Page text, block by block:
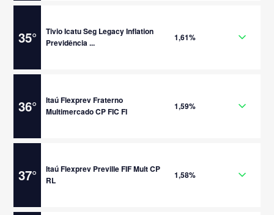
35°
Tivio Icatu Seg Legacy Inflation
Previdência ...
1,61%
36°
Itaú Flexprev Fraterno
Multimercado CP FIC FI
1,59%
37°
Itaú Flexprev Preville FIF Mult CP
RL
1,58%